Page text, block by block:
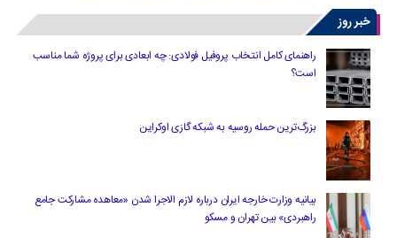
خبر روز
راهنمای کامل انتخاب پروفیل فولادی: چه ابعادی برای پروژه شما مناسب
است؟
بزرگ‌ترین حمله روسیه به شبکه گازی اوکراین
بیانیه وزارت خارجه ایران درباره لازم‌ الاجرا شدن «معاهده مشارکت جامع
راهبردی» بین تهران و مسکو